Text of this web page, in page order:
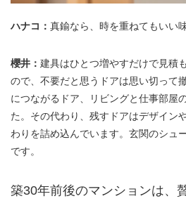
ハナコ： 真鍮なら、時を重ねてもいい
櫻井： 建具はひとつ増やすだけで見積
ので、不要だと思うドアは思い切って
につながるドア、リビングと仕事部屋
た。その代わり、残すドアはデザイン
わりを詰め込んでいます。玄関のシュ
です。
築30年前後のマンションは、